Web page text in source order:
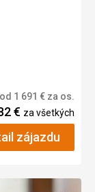
od 1 691 € za os.
€ za všetkých
zájazdu